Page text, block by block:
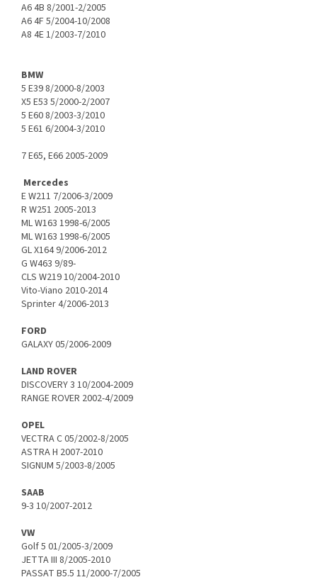
A6 4B 8/2001-2/2005
A6 4F 5/2004-10/2008
A8 4E 1/2003-7/2010
BMW
5 E39 8/2000-8/2003
X5 E53 5/2000-2/2007
5 E60 8/2003-3/2010
5 E61 6/2004-3/2010
7 E65, E66 2005-2009
Mercedes
E W211 7/2006-3/2009
R W251 2005-2013
ML W163 1998-6/2005
ML W163 1998-6/2005
GL X164 9/2006-2012
G W463 9/89-
CLS W219 10/2004-2010
Vito-Viano 2010-2014
Sprinter 4/2006-2013
FORD
GALAXY 05/2006-2009
LAND ROVER
DISCOVERY 3 10/2004-2009
RANGE ROVER 2002-4/2009
OPEL
VECTRA C 05/2002-8/2005
ASTRA H 2007-2010
SIGNUM 5/2003-8/2005
SAAB
9-3 10/2007-2012
VW
Golf 5 01/2005-3/2009
JETTA III 8/2005-2010
PASSAT B5.5 11/2000-7/2005